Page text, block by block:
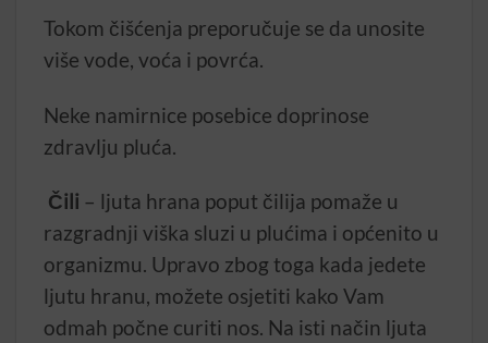
Tokom čišćenja preporučuje se da unosite
više vode, voća i povrća.
Neke namirnice posebice doprinose
zdravlju pluća.
Čili – ljuta hrana poput čilija pomaže u
razgradnji viška sluzi u plućima i općenito u
organizmu. Upravo zbog toga kada jedete
ljutu hranu, možete osjetiti kako Vam
odmah počne curiti nos. Na isti način ljuta